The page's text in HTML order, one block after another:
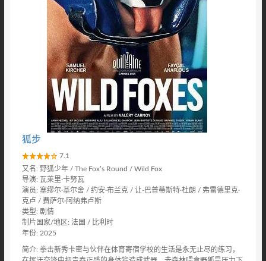
狐步
7.1
又名: 野狐少年 / The Fox’s Round / Wild Fox
导演: 瓦莱里·卡努瓦
演员: 塞缪尔·基尔舍 / 约安·布兰克 / 让-巴普蒂斯特·杜朗 / 弗雷德里克·
克卢 / 费萨尔·阿纳弗卢斯
类型: 剧情
制片国家/地区: 法国 / 比利时
年份: 2025
简介: 拳击新秀卡密与伙伴在体育寄宿学校的生活是永无止尽的练习，